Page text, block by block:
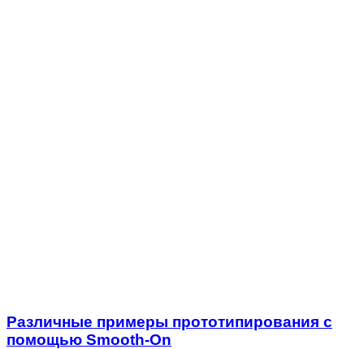
Различные примеры прототипирования с
помощью Smooth-On